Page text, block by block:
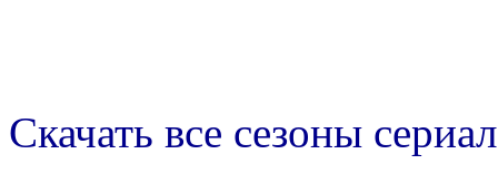
Скачать все сезоны